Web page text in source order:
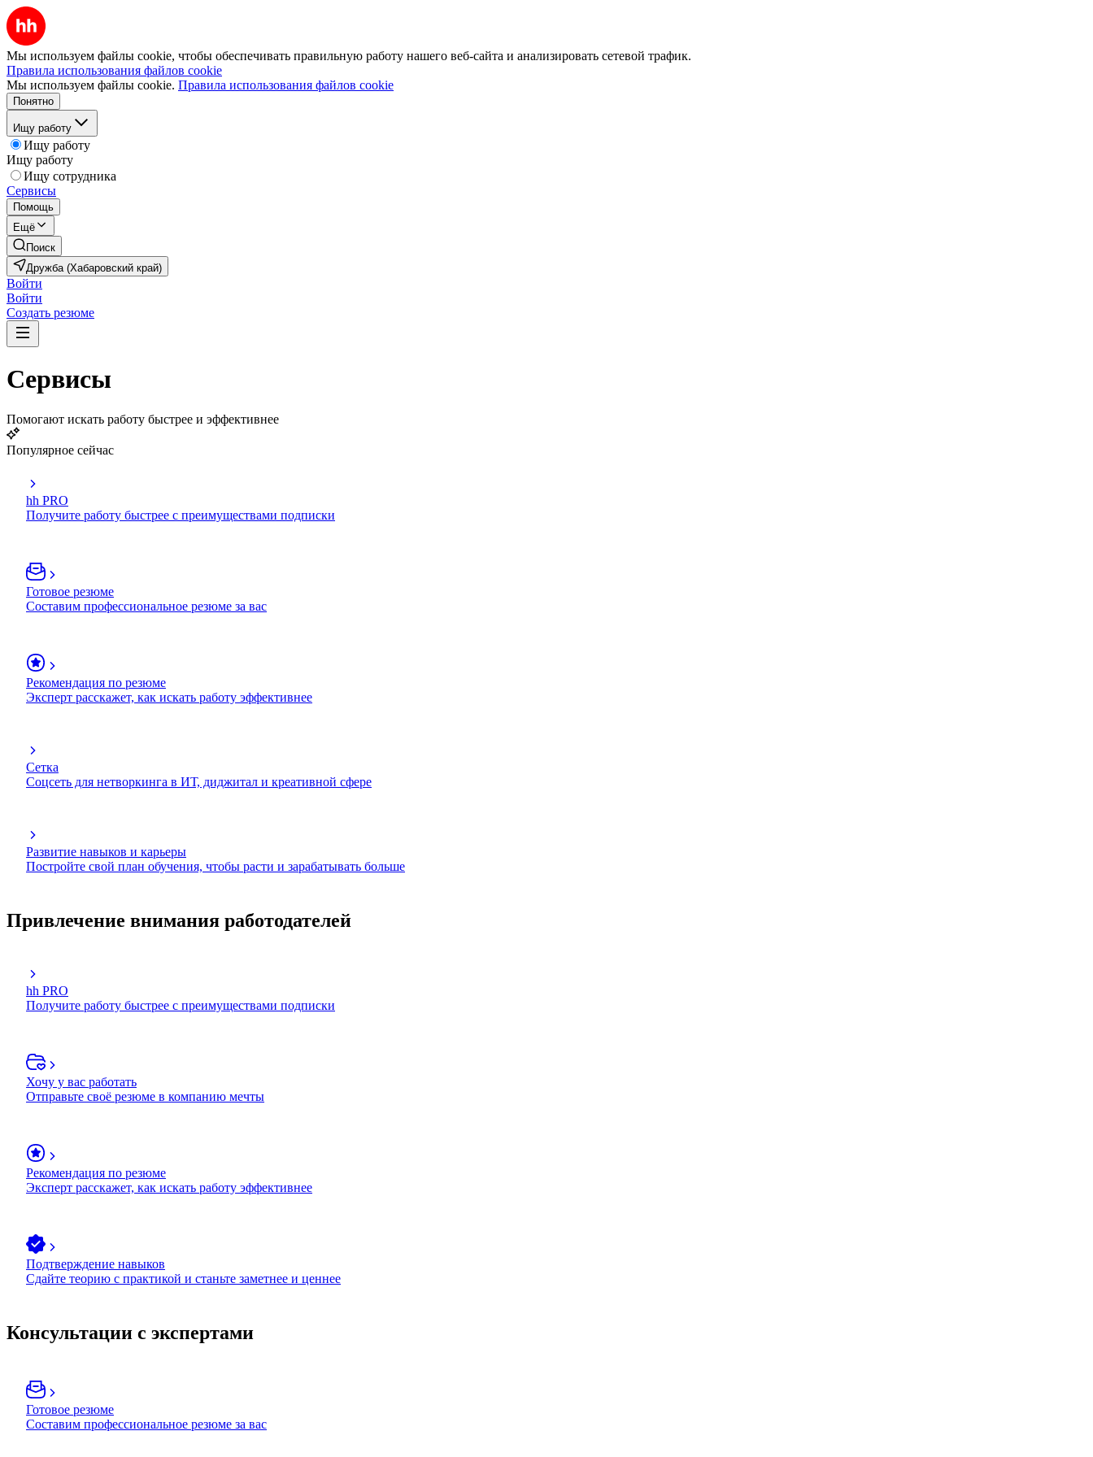
Мы используем файлы cookie, чтобы обеспечивать правильную работу нашего веб-сайта и анализировать сетевой трафик.
Правила использования файлов cookie
Мы используем файлы cookie. Правила использования файлов cookie
Понятно
Ищу работу
Ищу работу
Ищу работу
Ищу сотрудника
Сервисы
Помощь
Ещё
Поиск
Дружба (Хабаровский край)
Войти
Войти
Создать резюме
Сервисы
Помогают искать работу быстрее и эффективнее
Популярное сейчас
hh PRO
Получите работу быстрее с преимуществами подписки
Готовое резюме
Составим профессиональное резюме за вас
Рекомендация по резюме
Эксперт расскажет, как искать работу эффективнее
Сетка
Соцсеть для нетворкинга в ИТ, диджитал и креативной сфере
Развитие навыков и карьеры
Постройте свой план обучения, чтобы расти и зарабатывать больше
Привлечение внимания работодателей
hh PRO
Получите работу быстрее с преимуществами подписки
Хочу у вас работать
Отправьте своё резюме в компанию мечты
Рекомендация по резюме
Эксперт расскажет, как искать работу эффективнее
Подтверждение навыков
Сдайте теорию с практикой и станьте заметнее и ценнее
Консультации с экспертами
Готовое резюме
Составим профессиональное резюме за вас